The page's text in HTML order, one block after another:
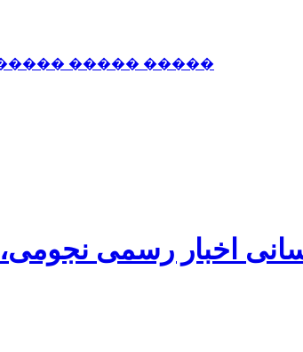
����� �����
اخبار رسمی